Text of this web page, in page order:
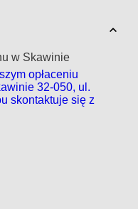
w Skawinie
opłaceniu
32-050, ul.
skontaktuje się z